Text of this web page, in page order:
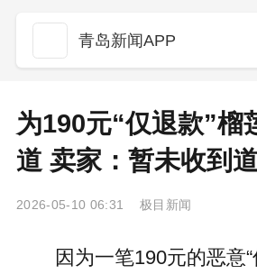
青岛新闻APP
为190元“仅退款”榴
道 卖家：暂未收到
2026-05-10 06:31 极目新闻
因为一笔190元的恶意“